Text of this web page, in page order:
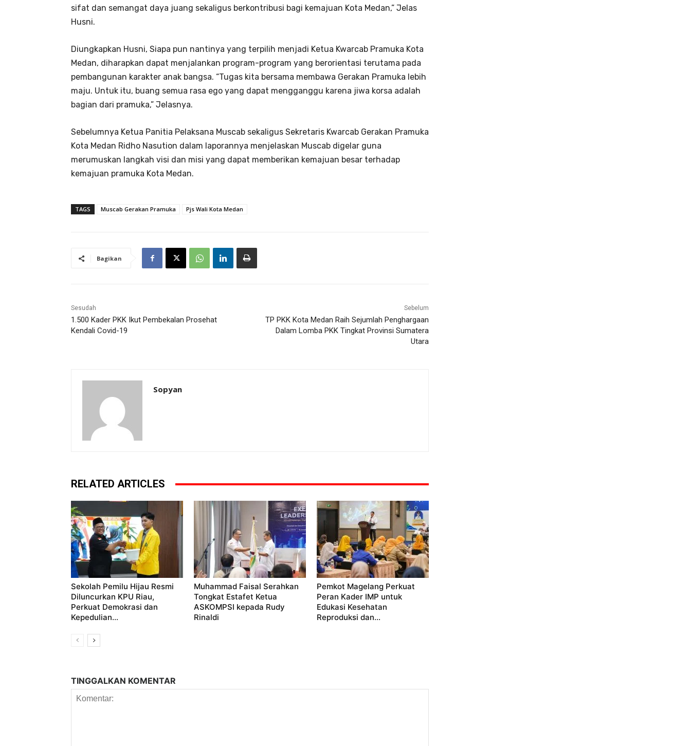
sifat dan semangat daya juang sekaligus berkontribusi bagi kemajuan Kota Medan,” Jelas
Husni.
Diungkapkan Husni, Siapa pun nantinya yang terpilih menjadi Ketua Kwarcab Pramuka Kota
Medan, diharapkan dapat menjalankan program-program yang berorientasi terutama pada
pembangunan karakter anak bangsa. “Tugas kita bersama membawa Gerakan Pramuka lebih
maju. Untuk itu, buang semua rasa ego yang dapat mengganggu karena jiwa korsa adalah
bagian dari pramuka,” Jelasnya.
Sebelumnya Ketua Panitia Pelaksana Muscab sekaligus Sekretaris Kwarcab Gerakan Pramuka
Kota Medan Ridho Nasution dalam laporannya menjelaskan Muscab digelar guna
merumuskan langkah visi dan misi yang dapat memberikan kemajuan besar terhadap
kemajuan pramuka Kota Medan.
TAGS Muscab Gerakan Pramuka Pjs Wali Kota Medan
Bagikan
Sesudah
1.500 Kader PKK Ikut Pembekalan Prosehat
Kendali Covid-19
Sebelum
TP PKK Kota Medan Raih Sejumlah Penghargaan
Dalam Lomba PKK Tingkat Provinsi Sumatera
Utara
Sopyan
RELATED ARTICLES
Sekolah Pemilu Hijau Resmi
Diluncurkan KPU Riau,
Perkuat Demokrasi dan
Kepedulian...
Muhammad Faisal Serahkan
Tongkat Estafet Ketua
ASKOMPSI kepada Rudy
Rinaldi
Pemkot Magelang Perkuat
Peran Kader IMP untuk
Edukasi Kesehatan
Reproduksi dan...
TINGGALKAN KOMENTAR